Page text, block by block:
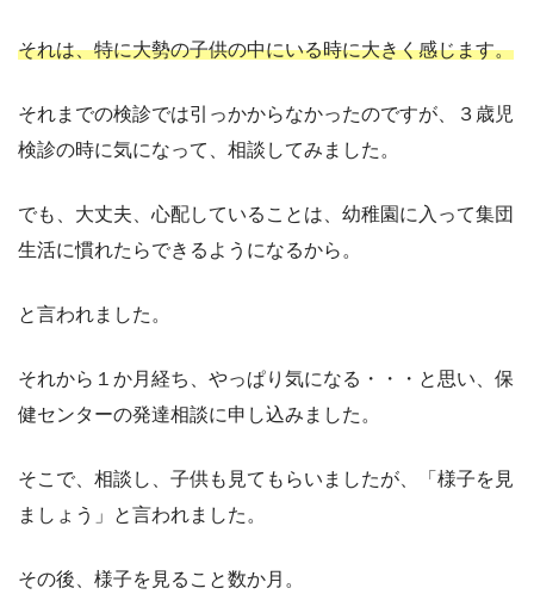
それは、特に大勢の子供の中にいる時に大きく感じます。
それまでの検診では引っかからなかったのですが、３歳児
検診の時に気になって、相談してみました。
でも、大丈夫、心配していることは、幼稚園に入って集団
生活に慣れたらできるようになるから。
と言われました。
それから１か月経ち、やっぱり気になる・・・と思い、保
健センターの発達相談に申し込みました。
そこで、相談し、子供も見てもらいましたが、「様子を見
ましょう」と言われました。
その後、様子を見ること数か月。